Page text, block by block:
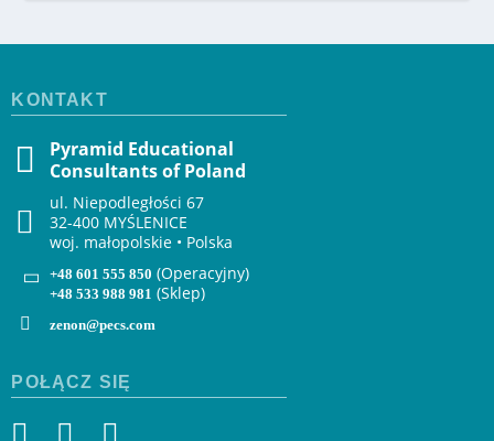
KONTAKT
Pyramid Educational
Consultants of Poland
ul. Niepodległości 67
32-400 MYŚLENICE
woj. małopolskie • Polska
+48 601 555 850 (Operacyjny)
+48 533 988 981 (Sklep)
zenon@pecs.com
POŁĄCZ SIĘ